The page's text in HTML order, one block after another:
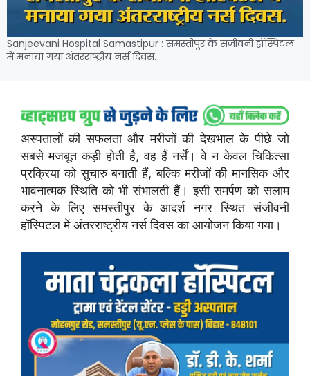
Sanjeevani Hospital Samastipur : समस्तीपुर के संजीवनी हॉस्पिटल
में मनाया गया अंतरराष्ट्रीय नर्स दिवस.
अस्पतालों की सफलता और मरीजों की देखभाल के पीछे जो
सबसे मजबूत कड़ी होती है, वह हैं नर्सें। वे न केवल चिकित्सा
प्रक्रिया को सुचारु बनाती हैं, बल्कि मरीजों की मानसिक और
भावनात्मक स्थिति को भी संभालती हैं। इसी समर्पण को सलाम
करने के लिए समस्तीपुर के आदर्श नगर स्थित संजीवनी
हॉस्पिटल में अंतरराष्ट्रीय नर्स दिवस का आयोजन किया गया।